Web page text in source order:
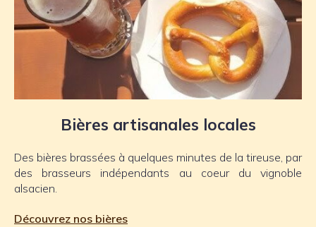
Bières artisanales locales
Des bières brassées à quelques minutes de la tireuse, par
des brasseurs indépendants au coeur du vignoble
alsacien.
Découvrez nos bières